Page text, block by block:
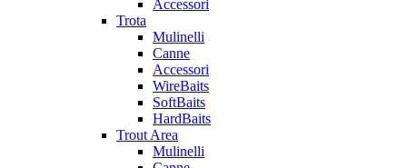
Accessori
Trota
Mulinelli
Canne
Accessori
WireBaits
SoftBaits
HardBaits
Trout Area
Mulinelli